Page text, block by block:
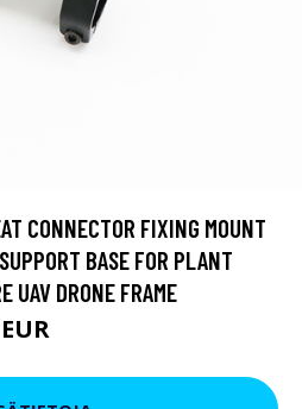
CONNECTOR FIXING MOUNT
BASE FOR PLANT
UAV DRONE FRAME